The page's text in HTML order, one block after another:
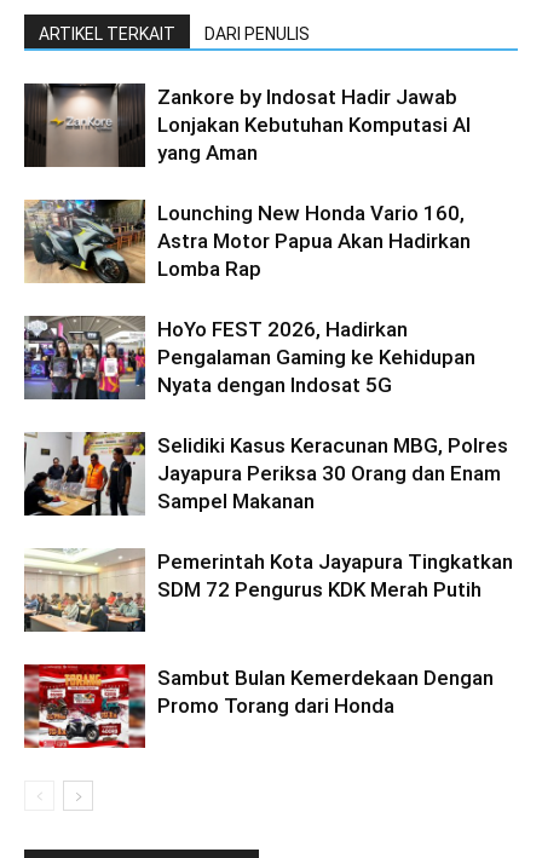
ARTIKEL TERKAIT DARI PENULIS
Zankore by Indosat Hadir Jawab
Lonjakan Kebutuhan Komputasi AI
yang Aman
Lounching New Honda Vario 160,
Astra Motor Papua Akan Hadirkan
Lomba Rap
HoYo FEST 2026, Hadirkan
Pengalaman Gaming ke Kehidupan
Nyata dengan Indosat 5G
Selidiki Kasus Keracunan MBG, Polres
Jayapura Periksa 30 Orang dan Enam
Sampel Makanan
Pemerintah Kota Jayapura Tingkatkan
SDM 72 Pengurus KDK Merah Putih
Sambut Bulan Kemerdekaan Dengan
Promo Torang dari Honda